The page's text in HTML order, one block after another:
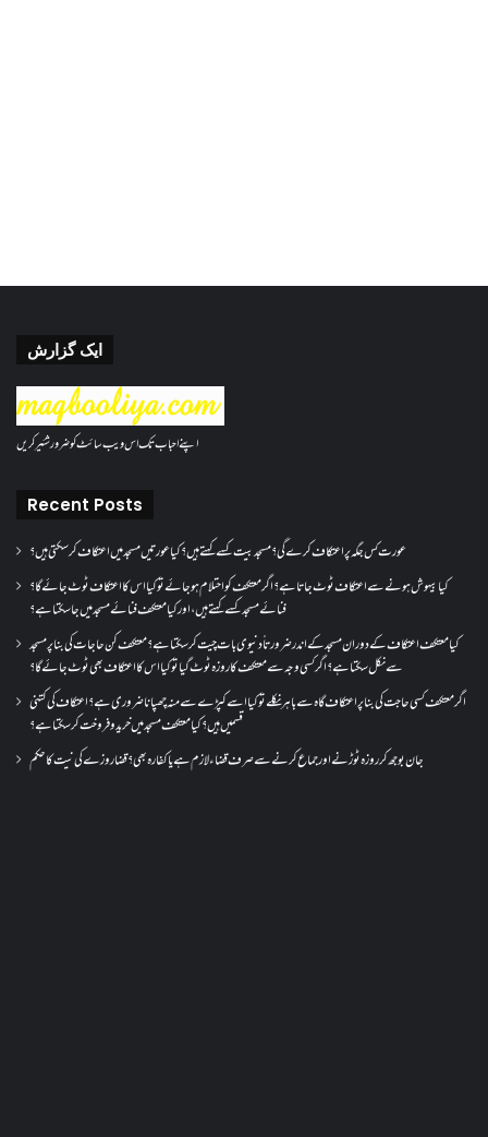
ایک گزارش
اپنے احباب تک اس ویب سائٹ کو ضرور شئیر کریں
Recent Posts
عورت کس جگہ پر اعتکاف کرے گی؟مسجد بیت کسے کہتے ہیں؟کیا عورتیں مسجد میں اعتکاف کر سکتی ہیں؟
کیا بیہوش ہونے سے اعتکاف ٹوٹ جاتا ہے؟ اگر معتکف کو احتلام ہو جائے تو کیا اس کا اعتکاف ٹوٹ جائے گا؟
فنائے مسجد کسے کہتے ہیں ، اور کیا معتکف فنائے مسجد میں جا سکتا ہے؟
کیا معتکف اعتکاف کے دوران مسجد کے اندر ضرورتاً دنیوی بات چیت کر سکتا ہے؟معتکف کن حاجات کی بنا پر مسجد
سے نکل سکتا ہے؟ اگر کسی وجہ سے معتکف کا روزہ ٹوٹ گیا تو کیا اس کا اعتکاف بھی ٹوٹ جائے گا؟
اگر معتکف کسی حاجت کی بنا پر اعتکاف گاہ سے باہر نکلے تو کیا اسے کپڑے سے منہ چھپانا ضروری ہے؟اعتکاف کی کتنی
قسمیں ہیں؟کیا معتکف مسجد میں خرید و فروخت کر سکتا ہے؟
جان بوجھ کر روزہ ٹوڑنے اور جماع کرنے سے صرف قضاء لازم ہے یا کفارہ بھی؟ قضا روزے کی نیت کا حکم